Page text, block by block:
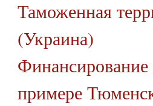
Таможенная
(Украина)
Финансирование
примере